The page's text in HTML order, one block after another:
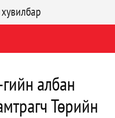
албан
Төрийн